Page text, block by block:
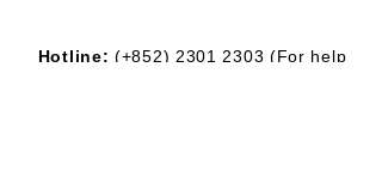
Hotline: (+852) 2301 2303 (For help